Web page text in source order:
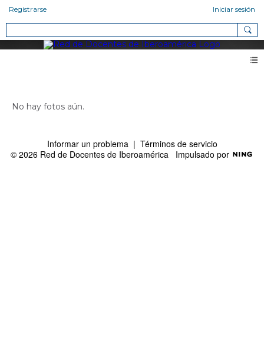
Registrarse Iniciar sesión
No hay fotos aún.
Informar un problema| Términos de servicio
© 2026 Red de Docentes de Iberoamérica Impulsado por